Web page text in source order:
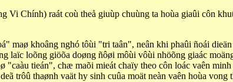
Chính) raát coù theå giuùp chuùng ta hoùa giaûi côn
maø khoâng nghó tôùi "tri taân", neân khi phaûi ñoái
laïc loõng giöõa doøng ñôøi môùi vôùi nhöõng giaác
tieán", chæ maõi mieát chaïy theo côn loác vaên
trôû thaønh vaät hy sinh cuûa moät neàn vaên hoùa vong